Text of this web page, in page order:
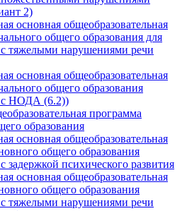
2)
основная общеобразовательная
общего образования для
тяжелыми нарушениями речи
основная общеобразовательная
общего образования
с НОДА (6.2))
программа
образования
основная общеобразовательная
общего образования
задержкой психического развития
основная общеобразовательная
общего образования
тяжелыми нарушениями речи